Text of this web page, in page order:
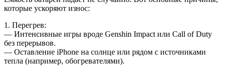
которые ускоряют износ:
1. Перегрев:
— Интенсивные игры вроде Genshin Impact или Call of Duty
без перерывов.
— Оставление iPhone на солнце или рядом с источниками
тепла (например, обогревателями).